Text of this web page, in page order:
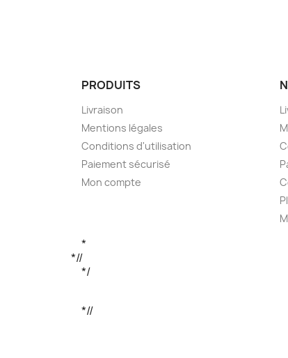
PRODUITS
Livraison
Mentions légales
Conditions d'utilisation
Paiement sécurisé
Mon compte
*
*//
*/
*//